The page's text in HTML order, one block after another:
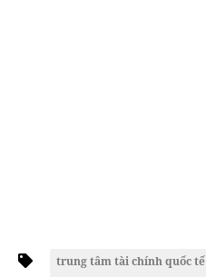
trung tâm tài chính quốc tế